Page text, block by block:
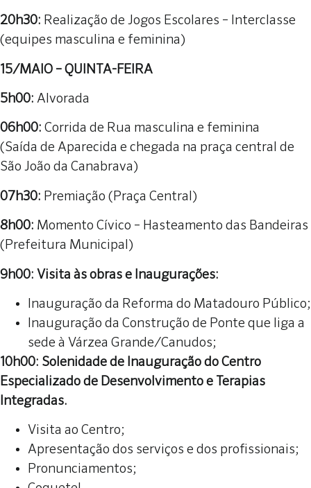
20h30: Realização de Jogos Escolares – Interclasse
(equipes masculina e feminina)
15/MAIO – QUINTA-FEIRA
5h00: Alvorada
06h00: Corrida de Rua masculina e feminina
(Saída de Aparecida e chegada na praça central de
São João da Canabrava)
07h30: Premiação (Praça Central)
8h00: Momento Cívico – Hasteamento das Bandeiras
(Prefeitura Municipal)
9h00: Visita às obras e Inaugurações:
Inauguração da Reforma do Matadouro Público;
Inauguração da Construção de Ponte que liga a
sede à Várzea Grande/Canudos;
10h00: Solenidade de Inauguração do Centro
Especializado de Desenvolvimento e Terapias
Integradas.
Visita ao Centro;
Apresentação dos serviços e dos profissionais;
Pronunciamentos;